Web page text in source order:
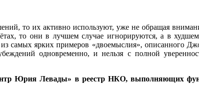
то их активно используют, уже не обращая
то они в лучшем случае игнорируются, а в
самых ярких примеров «двоемыслия», описанного
одновременно, и нельзя с полной
Юрия Левады» в реестр НКО, выполняющих